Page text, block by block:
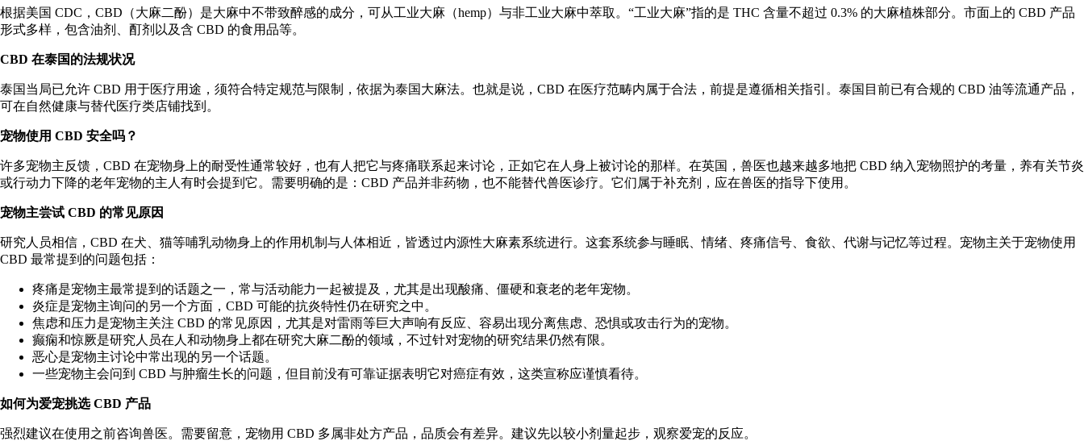
根据美国 CDC ，CBD（大麻二酚）是大麻中不带致醉感的成分，可从工业大麻（hemp）与非工业大麻中萃取。“工业大麻”指的是 THC 含量不超过 0.3% 的大麻植株部分。市面上的 CBD 产品
形式多样，包含油剂、酊剂以及含 CBD 的食用品等。
CBD 在泰国的法规状况
泰国当局已允许 CBD 用于医疗用途 ，须符合特定规范与限制，依据为泰国大麻法。也就是说，CBD 在医疗范畴内属于合法，前提是遵循相关指引。泰国目前已有合规的 CBD 油等流通产品 ，
可在自然健康与替代医疗类店铺找到。
宠物使用 CBD 安全吗？
许多宠物主反馈，CBD 在宠物身上的耐受性通常较好，也有人把它与疼痛联系起来讨论，正如它在人身上被讨论的那样。在英国，兽医也越来越多地把 CBD 纳入宠物照护的考量，养有关节炎
或行动力下降的老年宠物的主人有时会提到它。需要明确的是：CBD 产品并非药物，也不能替代兽医诊疗。它们属于补充剂，应在兽医的指导下使用。
宠物主尝试 CBD 的常见原因
研究人员相信，CBD 在犬、猫等哺乳动物身上的作用机制与人体相近，皆透过内源性大麻素系统进行。这套系统参与睡眠、情绪、疼痛信号、 食欲 、代谢与记忆等过程。宠物主关于宠物使用
CBD 最常提到的问题包括：
疼痛是宠物主最常提到的话题之一，常与活动能力一起被提及，尤其是出现酸痛、僵硬和衰老的老年宠物。
炎症是宠物主询问的另一个方面，CBD 可能的抗炎特性仍在研究之中。
焦虑和压力是宠物主关注 CBD 的常见原因，尤其是对雷雨等巨大声响有反应、容易出现分离焦虑、恐惧或攻击行为的宠物。
癫痫和惊厥是研究人员在人和动物身上都在研究大麻二酚的领域，不过针对宠物的研究结果仍然有限。
恶心是宠物主讨论中常出现的另一个话题。
一些宠物主会问到 CBD 与肿瘤生长的问题，但目前没有可靠证据表明它对癌症有效，这类宣称应谨慎看待。
如何为爱宠挑选 CBD 产品
强烈建议在使用之前咨询兽医。需要留意，宠物用 CBD 多属非处方产品，品质会有差异。建议先以较小剂量起步，观察爱宠的反应。